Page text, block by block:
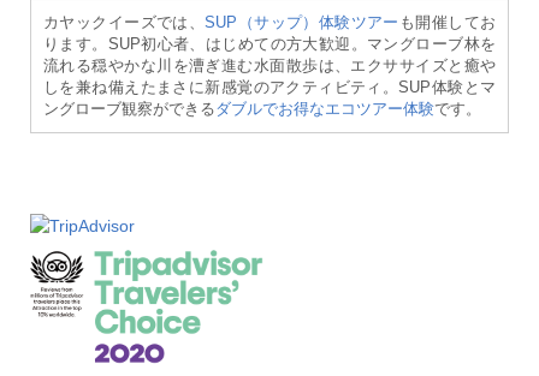
カヤックイーズでは、SUP（サップ）体験ツアー も開催してお
ります。SUP初心者、はじめての方大歓迎。マングローブ林を
流れる穏やかな川を漕ぎ進む水面散歩は、エクササイズと癒や
しを兼ね備えたまさに新感覚のアクティビティ。SUP体験とマ
ングローブ観察ができるダブルでお得なエコツアー体験です。